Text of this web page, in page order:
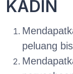
KADIN
peluang